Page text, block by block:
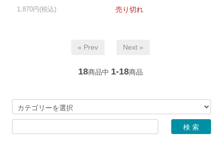
1,870円(税込) 売り切れ
« Prev Next »
18商品中 1-18商品